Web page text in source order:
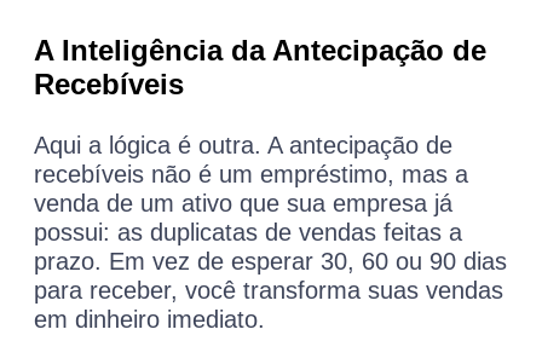
A Inteligência da Antecipação de
Recebíveis
Aqui a lógica é outra. A antecipação de
recebíveis não é um empréstimo, mas a
venda de um ativo que sua empresa já
possui: as duplicatas de vendas feitas a
prazo. Em vez de esperar 30, 60 ou 90 dias
para receber, você transforma suas vendas
em dinheiro imediato.